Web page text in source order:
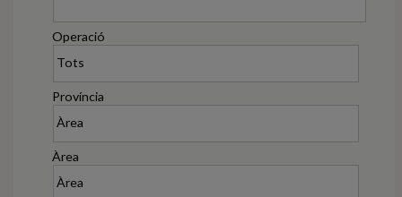
Operació
Província
Àrea